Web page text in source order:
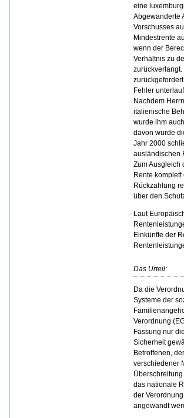
eine
Abgewanderte
Vorschusses
Mindestrente
wenn der
Verhältnis zu
Fehler
Nachdem
italienische
wurde ihm
davon wurde
Jahr 2000
ausländischen
Zum Ausgleich
Rente
Rückzahlung
über den
Laut
Einkünfte der
Das Urteil:
Da die
Systeme der
Verordnung
Fassung nur
Sicherheit
Betroffenen,
verschiedener
das nationale
der
angewandt